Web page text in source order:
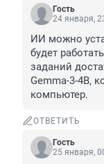
Гость
24 января,
ИИ можно
будет
заданий
Gemma-3-4B,
компьютер.
ОТВЕТИТЬ
Гость
25 января,